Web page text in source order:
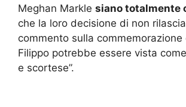
Meghan Markle siano totalmente
che la loro decisione di non
commento sulla commemorazione
Filippo potrebbe essere vista
e scortese”.